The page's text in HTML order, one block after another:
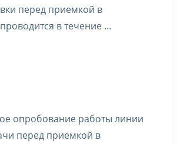
перед приемкой в
в течение …
опробование работы линии
перед приемкой в